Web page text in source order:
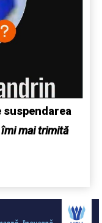
suspendarea
mai trimită